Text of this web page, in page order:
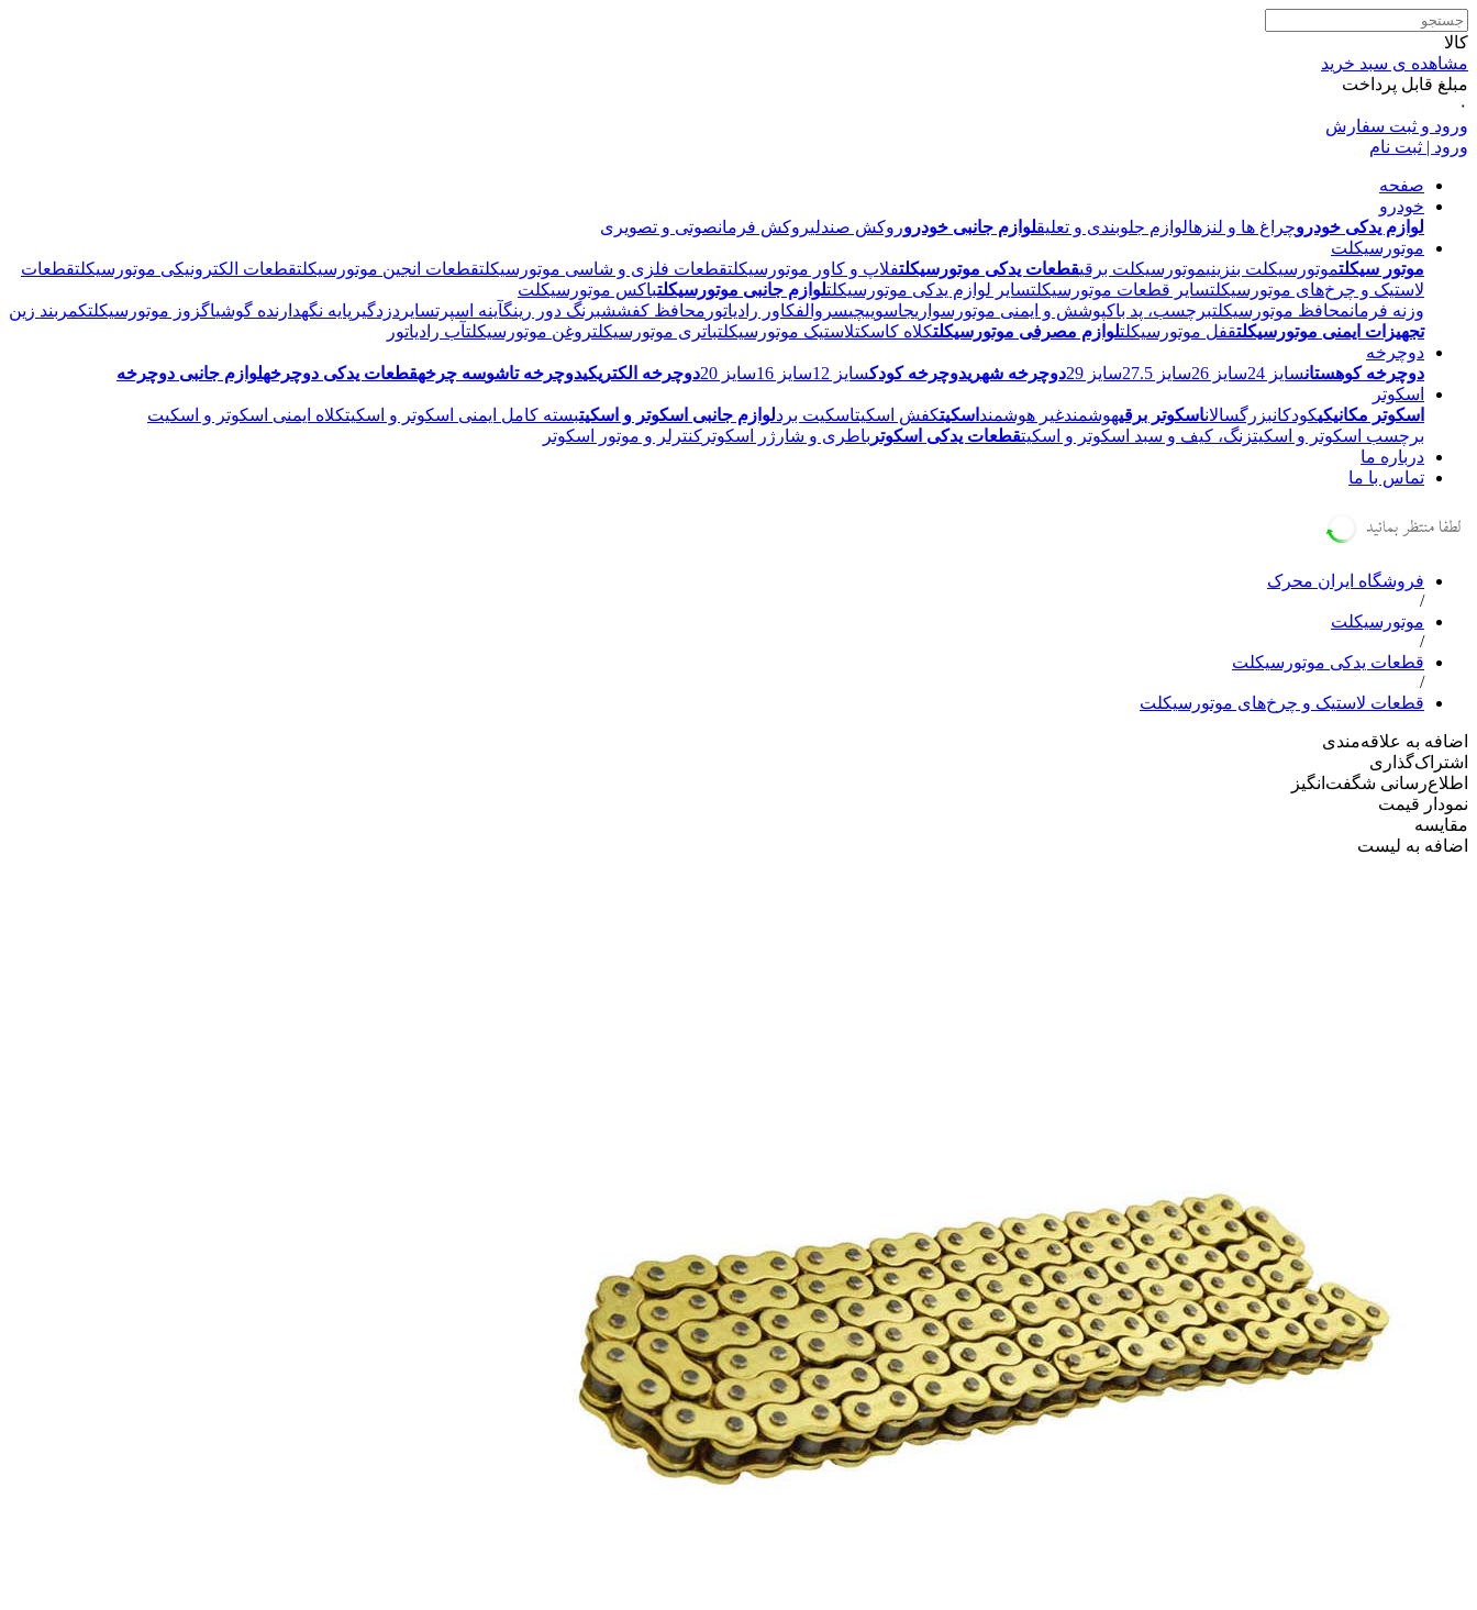
کالا
مشاهده ی سبد خرید
مبلغ قابل پرداخت
۰
ورود و ثبت سفارش
ورود | ثبت نام
صفحه
خودرو
لوازم یدکی خودروچراغ ها و لنزهالوازم جلوبندی و تعلیقلوازم جانبی خودروروکش صندلیروکش فرمانصوتی و تصویری
موتورسیکلت
موتور سیکلتموتورسیکلت بنزینیموتورسیکلت برقیقطعات یدکی موتورسیکلتفلاپ و کاور موتورسیکلتقطعات فلزی و شاسی موتورسیکلتقطعات انجین موتورسیکلتقطعات الکترونیکی موتورسیکلتقطعات
لاستیک و چرخ‌های موتورسیکلتسایر قطعات موتورسیکلتسایر لوازم یدکی موتورسیکلتلوازم جانبی موتورسیکلتباکس موتورسیکلت
وزنه فرمانمحافظ موتورسیکلتبرچسب، پد باکپوشش و ایمنی موتورسواریجاسوییچیسروالفکاور رادیاتور محافظ کفششبرنگ دور رینگآینه اسپرتسایر دزدگیر پایه نگهدارنده گوشیاگزوز موتورسیکلتکمربند زین
تجهیزات ایمنی موتورسیکلتقفل موتورسیکلتلوازم مصرفی موتورسیکلتکلاه کاسکتلاستیک موتورسیکلتباتری موتورسیکلتروغن موتورسیکلتآب رادیاتور
دوچرخه
دوچرخه کوهستانسایز 24 سایز 26 سایز 27.5 سایز 29 دوچرخه شهریدوچرخه کودکسایز 12 سایز 16 سایز 20 دوچرخه الکتریکیدوچرخه تاشوسه چرخهقطعات یدکی دوچرخهلوازم جانبی دوچرخه
اسکوتر
اسکوتر مکانیکیکودکانبزرگسالاناسکوتر برقیهوشمندغیر هوشمند اسکیتکفش اسکیتاسکیت بردلوازم جانبی اسکوتر و اسکیتبسته کامل ایمنی اسکوتر و اسکیتکلاه ایمنی اسکوتر و اسکیت
برچسب اسکوتر و اسکیتزنگ، کیف و سبد اسکوتر و اسکیتقطعات یدکی اسکوتر باطری و شارژر اسکوتر کنترلر و موتور اسکوتر
درباره ما
تماس با ما
فروشگاه ایران محرک
/
موتورسیکلت
/
قطعات یدکی موتورسیکلت
/
قطعات لاستیک و چرخ‌های موتورسیکلت
اضافه به علاقه‌مندی
اشتراک‌گذاری
‌اطلاع‌رسانی شگفت‌انگیز
‌نمودار قیمت
‌مقایسه
‌اضافه به لیست